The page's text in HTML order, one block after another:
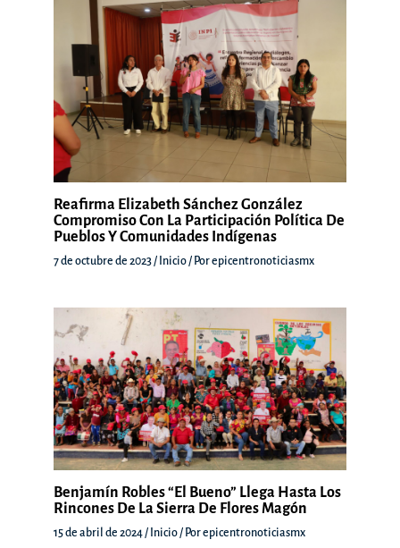
Reafirma Elizabeth Sánchez González
Compromiso Con La Participación Política De
Pueblos Y Comunidades Indígenas
7 de octubre de 2023 / Inicio / Porepicentronoticiasmx
Benjamín Robles “El Bueno” Llega Hasta Los
Rincones De La Sierra De Flores Magón
15 de abril de 2024/ Inicio/ Porepicentronoticiasmx